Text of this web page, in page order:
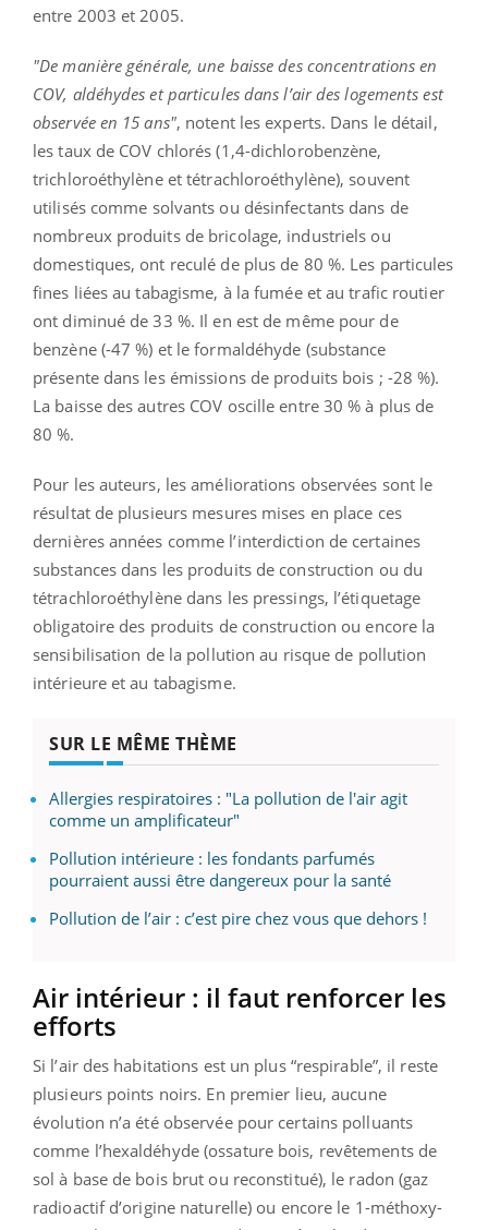
entre 2003 et 2005.
"De manière générale, une baisse des concentrations en
COV, aldéhydes et particules dans l’air des logements est
observée en 15 ans", notent les experts. Dans le détail,
les taux de COV chlorés (1,4-dichlorobenzène,
trichloroéthylène et tétrachloroéthylène), souvent
utilisés comme solvants ou désinfectants dans de
nombreux produits de bricolage, industriels ou
domestiques, ont reculé de plus de 80 %. Les particules
fines liées au tabagisme, à la fumée et au trafic routier
ont diminué de 33 %. Il en est de même pour de
benzène (-47 %) et le formaldéhyde (substance
présente dans les émissions de produits bois ; -28 %).
La baisse des autres COV oscille entre 30 % à plus de
80 %.
Pour les auteurs, les améliorations observées sont le
résultat de plusieurs mesures mises en place ces
dernières années comme l’interdiction de certaines
substances dans les produits de construction ou du
tétrachloroéthylène dans les pressings, l’étiquetage
obligatoire des produits de construction ou encore la
sensibilisation de la pollution au risque de pollution
intérieure et au tabagisme.
SUR LE MÊME THÈME
Allergies respiratoires : "La pollution de l'air agit
comme un amplificateur"
Pollution intérieure : les fondants parfumés
pourraient aussi être dangereux pour la santé
Pollution de l’air : c’est pire chez vous que dehors !
Air intérieur : il faut renforcer les
efforts
Si l’air des habitations est un plus “respirable”, il reste
plusieurs points noirs. En premier lieu, aucune
évolution n’a été observée pour certains polluants
comme l’hexaldéhyde (ossature bois, revêtements de
sol à base de bois brut ou reconstitué), le radon (gaz
radioactif d’origine naturelle) ou encore le 1-méthoxy-